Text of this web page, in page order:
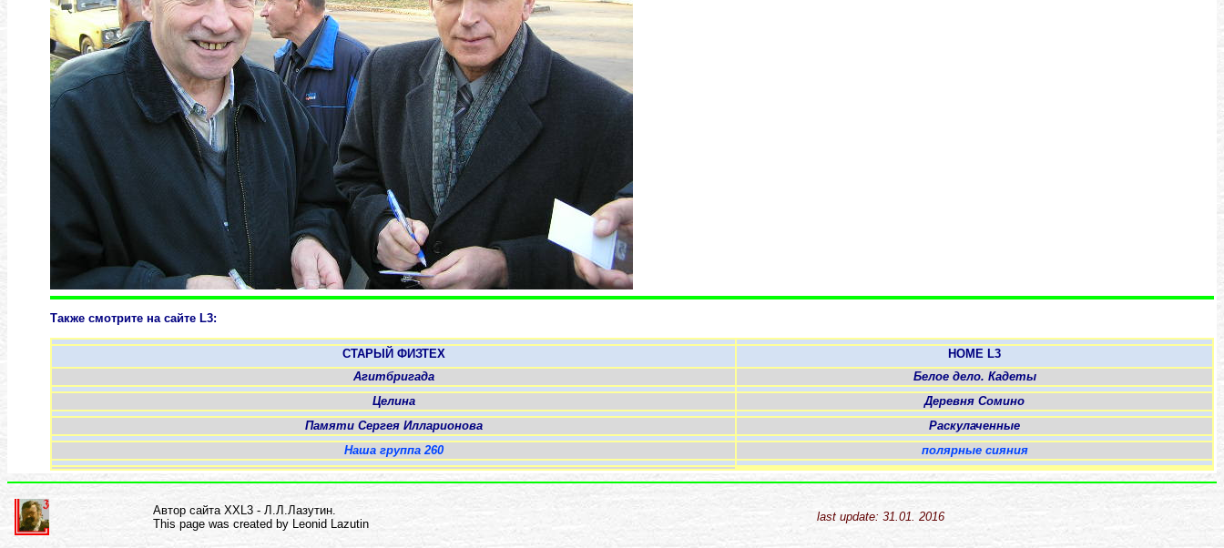
Также смотрите на сайте L3:
СТАРЫЙ ФИЗТЕХ
HOME L3
Агитбригада
Белое дело. Кадеты
Целина
Деревня Сомино
Памяти Сергея Илларионова
Раскулаченные
Наша группа 260
полярные сияния
Автор сайта XXL3 - Л.Л.Лазутин.
This page was created by Leonid Lazutin
last update: 31.01. 2016